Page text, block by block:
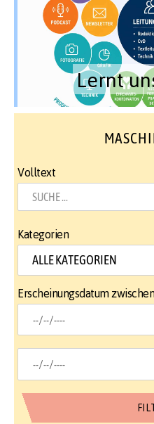
Lernt
Volltext
Kategorien
Erscheinungsdatum zwischen